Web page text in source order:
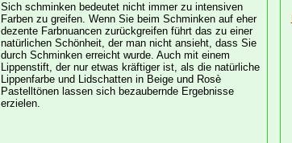
Sich schminken bedeutet nicht immer zu intensiven
Farben zu greifen. Wenn Sie beim Schminken auf eher
dezente Farbnuancen zurückgreifen führt das zu einer
natürlichen Schönheit, der man nicht ansieht, dass Sie
durch Schminken erreicht wurde. Auch mit einem
Lippenstift, der nur etwas kräftiger ist, als die natürliche
Lippenfarbe und Lidschatten in Beige und Rosè
Pastelltönen lassen sich bezaubernde Ergebnisse
erzielen.